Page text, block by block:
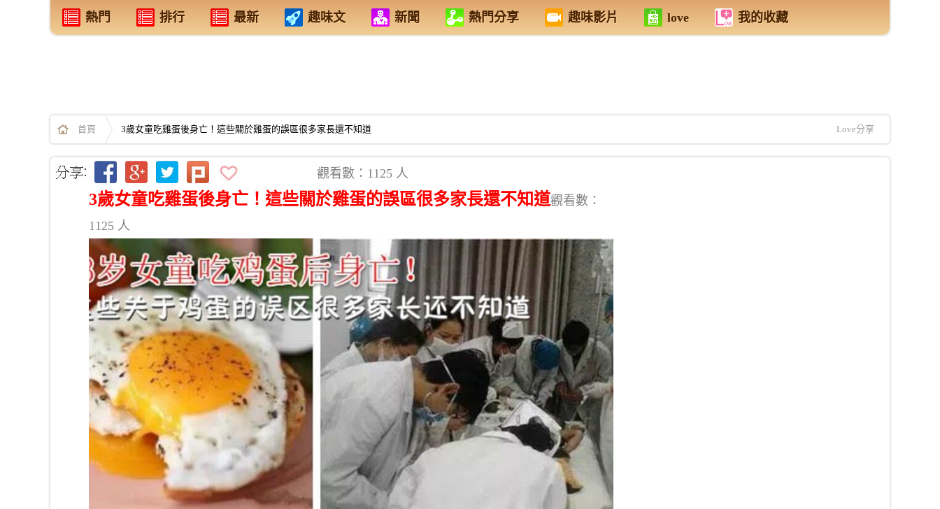
熱門 排行 最新 趣味文 新聞 熱門分享 趣味影片 love 我的收藏
首頁 3歲女童吃雞蛋後身亡！這些關於雞蛋的誤區很多家長還不知道 Love分享
觀看數：1125 人
3歲女童吃雞蛋後身亡！這些關於雞蛋的誤區很多家長還不知道觀看數：
1125 人